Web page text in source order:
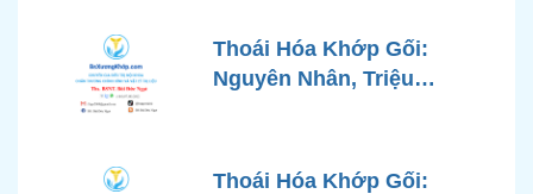
Góc Nhìn Bác Sĩ Xương
Khớp
Thoái Hóa Khớp Gối:
Nguyên Nhân, Triệu
Chuẩn Y Khoa
Thoái Hóa Khớp Gối: